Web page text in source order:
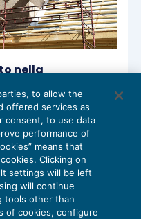
nella
… 14
to allow the
offered services as
consent, to use data
performance of
means that
Clicking on
settings will be left
will continue
tools other than
of cookies, configure